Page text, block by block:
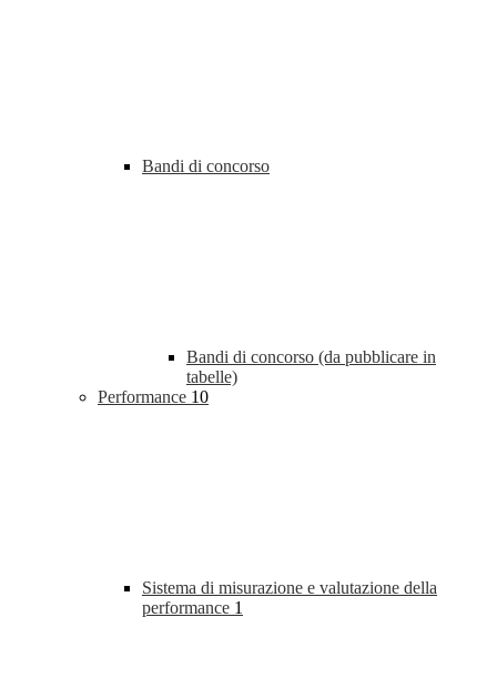
Bandi di concorso
Bandi di concorso (da pubblicare in
tabelle)
Performance 10
Sistema di misurazione e valutazione della
performance 1